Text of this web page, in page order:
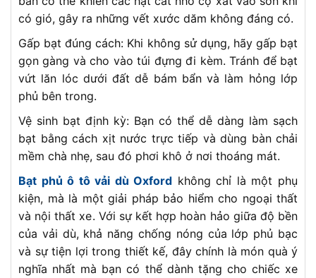
có gió, gây ra những vết xước dăm không đáng có.
Gấp bạt đúng cách: Khi không sử dụng, hãy gấp bạt
gọn gàng và cho vào túi đựng đi kèm. Tránh để bạt
vứt lăn lóc dưới đất dễ bám bẩn và làm hỏng lớp
phủ bên trong.
Vệ sinh bạt định kỳ: Bạn có thể dễ dàng làm sạch
bạt bằng cách xịt nước trực tiếp và dùng bàn chải
mềm chà nhẹ, sau đó phơi khô ở nơi thoáng mát.
Bạt phủ ô tô vải dù Oxford không chỉ là một phụ
kiện, mà là một giải pháp bảo hiểm cho ngoại thất
và nội thất xe. Với sự kết hợp hoàn hảo giữa độ bền
của vải dù, khả năng chống nóng của lớp phủ bạc
và sự tiện lợi trong thiết kế, đây chính là món quà ý
nghĩa nhất mà bạn có thể dành tặng cho chiếc xe